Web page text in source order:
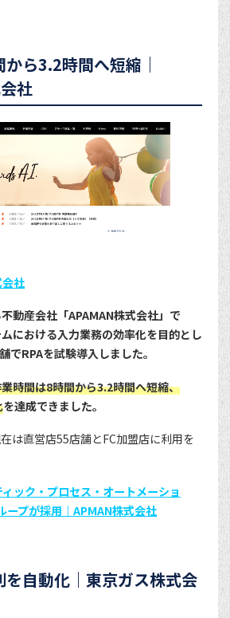
ら3.2時間へ短縮｜
社
社
動産会社「APAMAN株式会社」で
における入力業務の効率化を目的とし
でRPAを試験導入しました。
時間は8時間から3.2時間へ短縮、
を達成できました。
は直営店55店舗とFC加盟店に利用を
ック・プロセス・オートメーショ
ープが採用｜APMAN株式会社
を自動化｜東京ガス株式会